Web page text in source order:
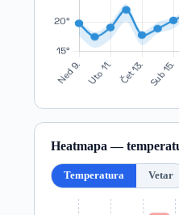
Heatmapa —
Temperatura Vetar